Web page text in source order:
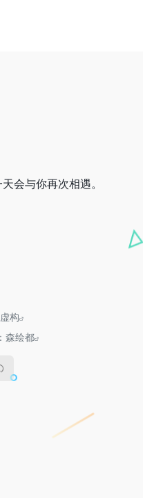
会与你再次相遇。
虚构
森绘都